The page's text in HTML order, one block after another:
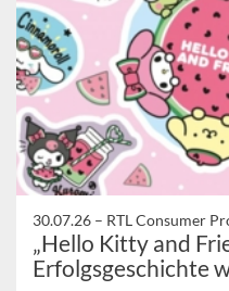
30.07.26 – RTL Consumer
„Hello Kitty and
Erfolgsgeschichte